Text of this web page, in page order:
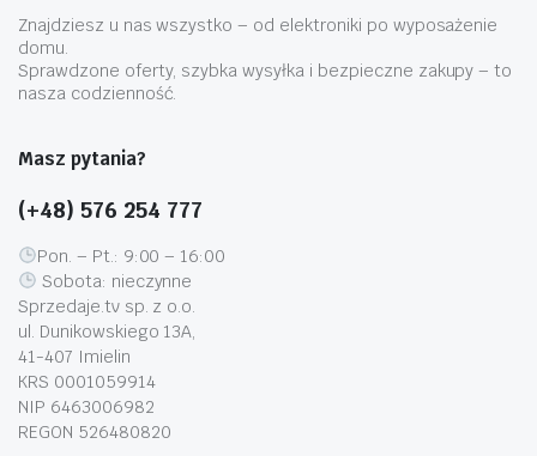
Znajdziesz u nas wszystko – od elektroniki po wyposażenie
domu.
Sprawdzone oferty, szybka wysyłka i bezpieczne zakupy – to
nasza codzienność.
Masz pytania?
(+48) 576 254 777
Pon. – Pt.: 9:00 – 16:00
Sobota: nieczynne
Sprzedaje.tv sp. z o.o.
ul. Dunikowskiego 13A,
41-407 Imielin
KRS 0001059914
NIP 6463006982
REGON 526480820